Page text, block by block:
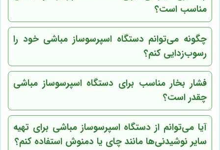
مناسب است؟
چگونه می‌توانم دستگاه اسپرسوساز مباشی خود را
رسوب‌زدایی کنم؟
فشار بخار مناسب برای دستگاه اسپرسوساز مباشی
چقدر است؟
آیا می‌توانم از دستگاه اسپرسوساز مباشی برای تهیه
سایر نوشیدنی‌ها مانند چای یا دمنوش استفاده کنم؟